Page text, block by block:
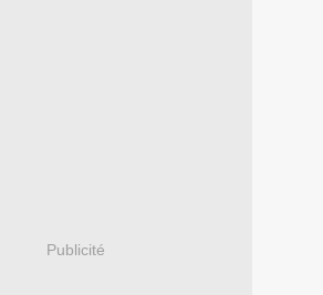
Publicité